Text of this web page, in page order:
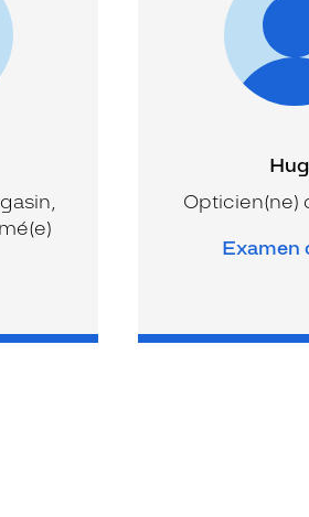
Opticien(ne)
Examen